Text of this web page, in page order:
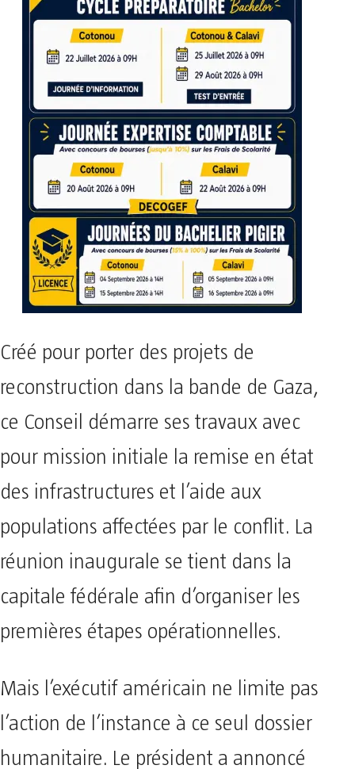
Créé pour porter des projets de
reconstruction dans la bande de Gaza,
ce Conseil démarre ses travaux avec
pour mission initiale la remise en état
des infrastructures et l’aide aux
populations affectées par le conflit. La
réunion inaugurale se tient dans la
capitale fédérale afin d’organiser les
premières étapes opérationnelles.
Mais l’exécutif américain ne limite pas
l’action de l’instance à ce seul dossier
humanitaire. Le président a annoncé